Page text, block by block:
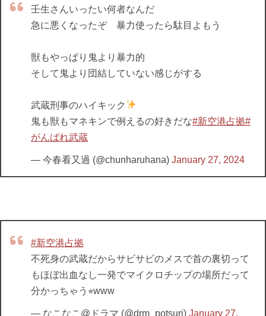
壬生さんいったい何者なんだ
急に悪くなったぞ 暴力使ったら駄目よもう
獣もやっぱり鬼より暴力的
そして鬼より団結していない感じがする
武蔵刑事のハイキック
鬼も獣もマネキンで例えるの好きだな#新空港占拠#
がんばれ武蔵
— 今春看又過 (@chunharuhana) January 27, 2024
#新空港占拠
不死身の武蔵だからサビサビのメスで首の裏切って
もほぼ出血なし一発でマイクロチップの場所だって
分かっちゃう⭐︎www
— なこなこ@ドラマ (@drm_potsuri) January 27,